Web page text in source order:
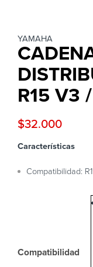
YAMAHA
R15 V3
$32.000
Características
Compatibilidad:
Compatibilidad